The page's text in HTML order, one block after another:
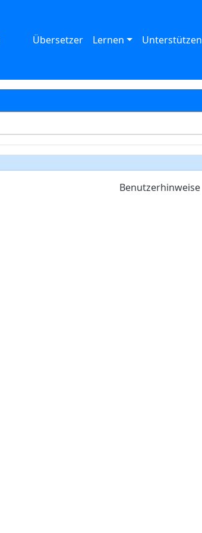
Übersetzer Lernen Unterstützen
Benutzerhinweise